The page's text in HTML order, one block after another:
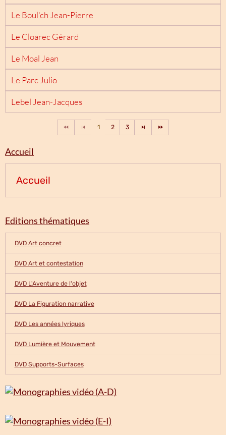
Le Boul'ch Jean-Pierre
Le Cloarec Gérard
Le Moal Jean
Le Parc Julio
Lebel Jean-Jacques
1 2 3
Accueil
Accueil
Editions thématiques
DVD Art concret
DVD Art et contestation
DVD L'Aventure de l'objet
DVD La Figuration narrative
DVD Les années lyriques
DVD Lumière et Mouvement
DVD Supports-Surfaces